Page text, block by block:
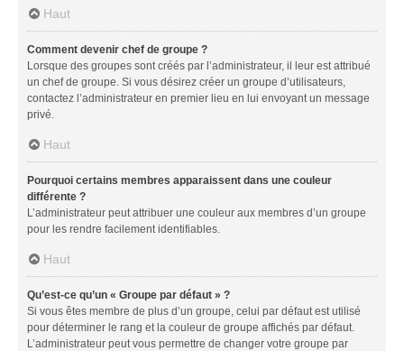
Haut
Comment devenir chef de groupe ?
Lorsque des groupes sont créés par l’administrateur, il leur est attribué
un chef de groupe. Si vous désirez créer un groupe d’utilisateurs,
contactez l’administrateur en premier lieu en lui envoyant un message
privé.
Haut
Pourquoi certains membres apparaissent dans une couleur
différente ?
L’administrateur peut attribuer une couleur aux membres d’un groupe
pour les rendre facilement identifiables.
Haut
Qu’est-ce qu’un « Groupe par défaut » ?
Si vous êtes membre de plus d’un groupe, celui par défaut est utilisé
pour déterminer le rang et la couleur de groupe affichés par défaut.
L’administrateur peut vous permettre de changer votre groupe par